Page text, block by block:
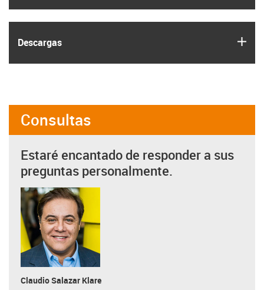
Descargas
Consultas
Estaré encantado de responder a sus
preguntas personalmente.
Claudio Salazar Klare